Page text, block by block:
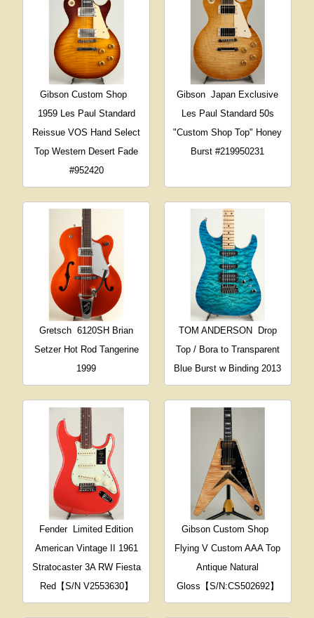
Gibson Custom Shop
1959 Les Paul Standard
Reissue VOS Hand Select
Top Western Desert Fade
#952420
Gibson Japan Exclusive
Les Paul Standard 50s
"Custom Shop Top" Honey
Burst #219950231
Gretsch 6120SH Brian
Setzer Hot Rod Tangerine
1999
TOM ANDERSON
Drop
Top / Bora to Transparent
Blue Burst w Binding 2013
Fender Limited Edition
American Vintage II 1961
Stratocaster 3A RW Fiesta
Red【S/N V2553630】
Gibson Custom Shop
Flying V Custom AAA Top
Antique Natural
Gloss【S/N:CS502692】